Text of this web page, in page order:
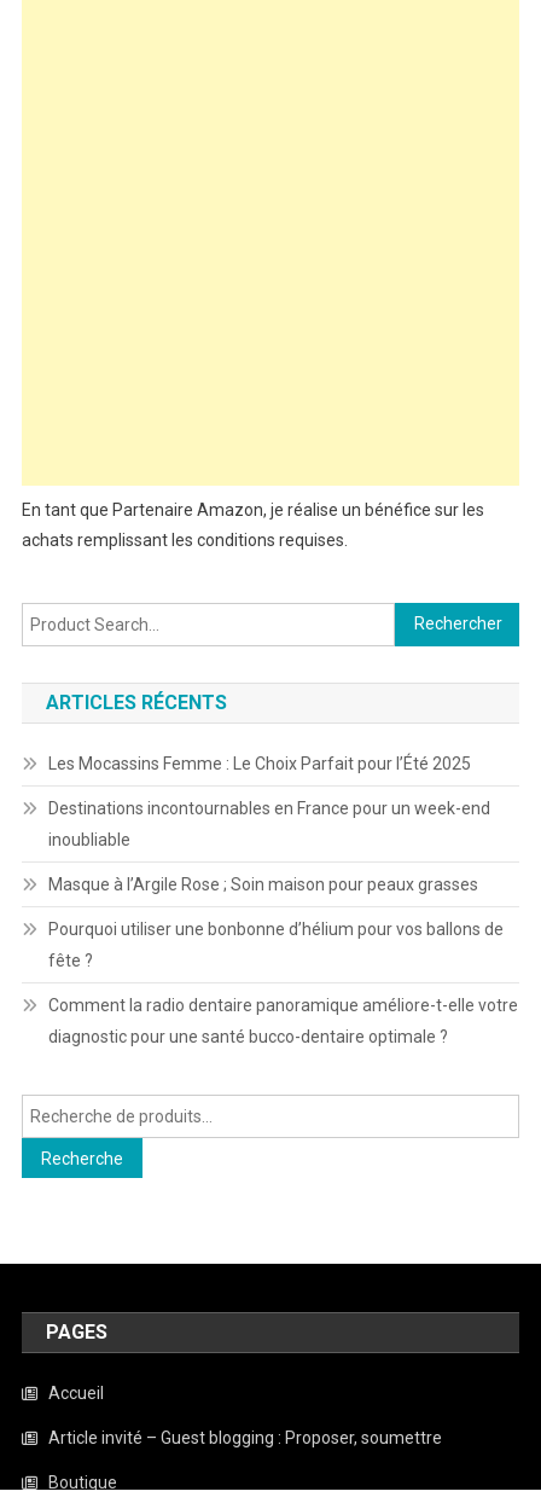
En tant que Partenaire Amazon, je réalise un bénéfice sur les
achats remplissant les conditions requises.
Rechercher :
ARTICLES RÉCENTS
Les Mocassins Femme : Le Choix Parfait pour l’Été 2025
Destinations incontournables en France pour un week-end
inoubliable
Masque à l’Argile Rose ; Soin maison pour peaux grasses
Pourquoi utiliser une bonbonne d’hélium pour vos ballons de
fête ?
Comment la radio dentaire panoramique améliore-t-elle votre
diagnostic pour une santé bucco-dentaire optimale ?
Recherche
pour :
Recherche
PAGES
Accueil
Article invité – Guest blogging : Proposer, soumettre
Boutique